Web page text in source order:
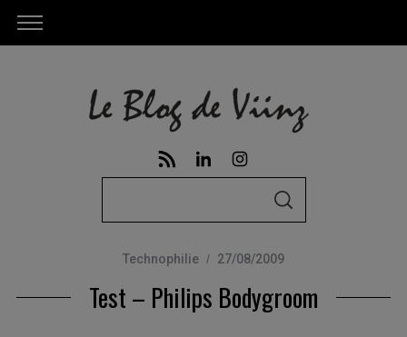
c
S
C
Technophilie 27/08/2009
Test – Philips Bodygroom